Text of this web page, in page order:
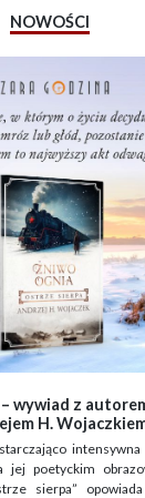
NOWOŚCI
wywiad z
H.
jej poetyckim
sierpa”